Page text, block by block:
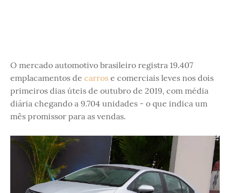
O mercado automotivo brasileiro registra 19.407
emplacamentos de carros e comerciais leves nos dois
primeiros dias úteis de outubro de 2019, com média
diária chegando a 9.704 unidades - o que indica um
mês promissor para as vendas.